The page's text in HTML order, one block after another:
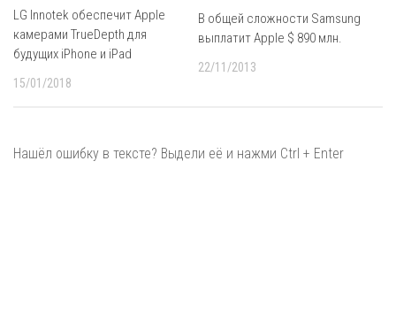
LG Innotek обеспечит Apple
камерами TrueDepth для
будущих iPhone и iPad
15/01/2018
В общей сложности Samsung
выплатит Apple $ 890 млн.
22/11/2013
Нашёл ошибку в тексте? Выдели её и нажми Ctrl + Enter